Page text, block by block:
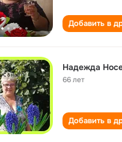
Добавить в
Надежда
66 лет
Добавить в